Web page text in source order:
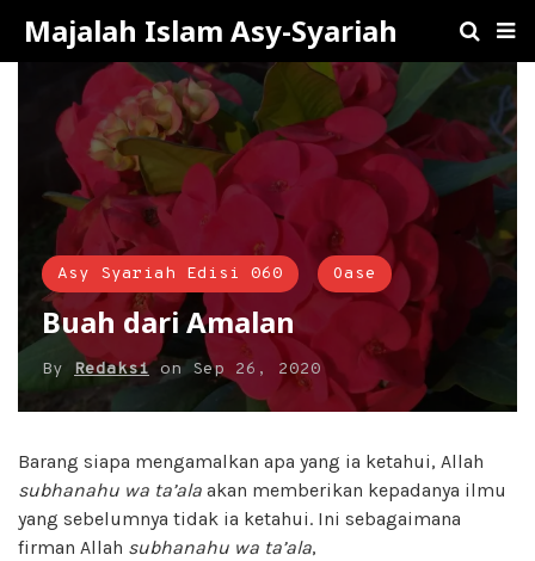
Majalah Islam Asy-Syariah
Asy Syariah Edisi 060 Oase
Buah dari Amalan
By Redaksion Sep 26, 2020
Barang siapa mengamalkan apa yang ia ketahui, Allah
subhanahu wa ta’ala akan memberikan kepadanya ilmu
yang sebelumnya tidak ia ketahui. Ini sebagaimana
firman Allah subhanahu wa ta’ala,